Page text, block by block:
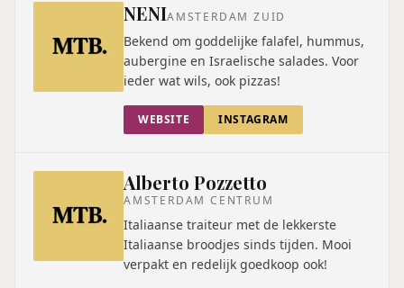
NENIAMSTERDAM ZUID
Bekend om goddelijke falafel, hummus,
aubergine en Israelische salades. Voor
ieder wat wils, ook pizzas!
WEBSITE INSTAGRAM
Alberto Pozzetto
AMSTERDAM CENTRUM
Italiaanse traiteur met de lekkerste
Italiaanse broodjes sinds tijden. Mooi
verpakt en redelijk goedkoop ook!